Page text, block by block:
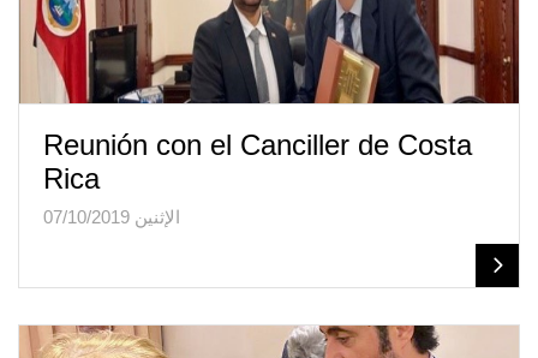
Reunión con el Canciller de Costa
Rica
الإثنين 07/10/2019